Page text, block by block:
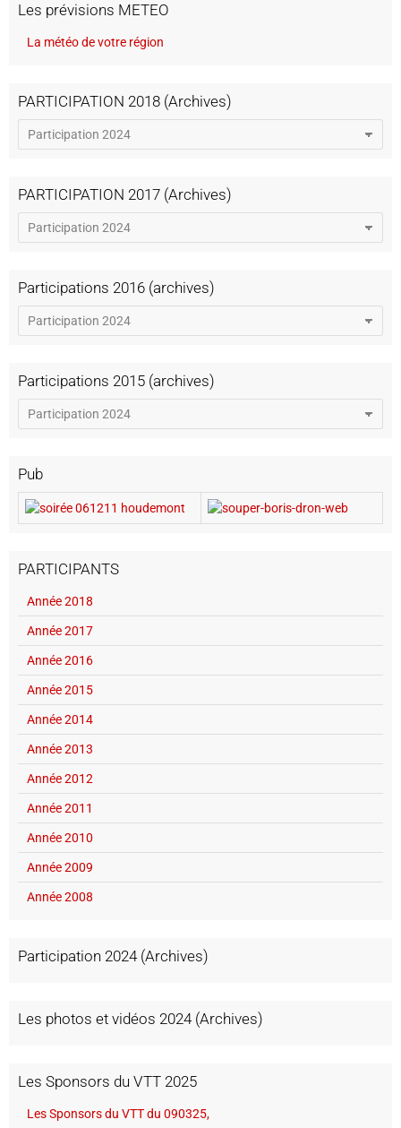
Les prévisions METEO
La météo de votre région
PARTICIPATION 2018 (Archives)
PARTICIPATION 2017 (Archives)
Participations 2016 (archives)
Participations 2015 (archives)
Pub
PARTICIPANTS
Année 2018
Année 2017
Année 2016
Année 2015
Année 2014
Année 2013
Année 2012
Année 2011
Année 2010
Année 2009
Année 2008
Participation 2024 (Archives)
Les photos et vidéos 2024 (Archives)
Les Sponsors du VTT 2025
Les Sponsors du VTT du 090325,